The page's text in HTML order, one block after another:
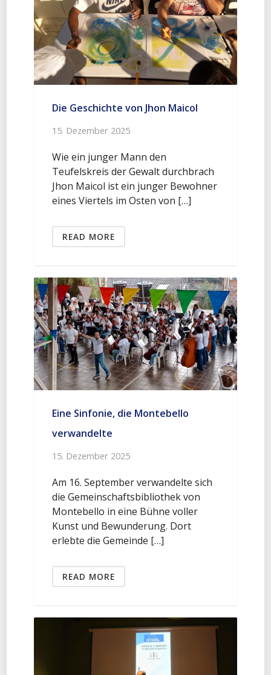
Die Geschichte von Jhon Maicol
15. Dezember 2025
Wie ein junger Mann den
Teufelskreis der Gewalt durchbrach
Jhon Maicol ist ein junger Bewohner
eines Viertels im Osten von […]
READ MORE
Eine Sinfonie, die Montebello
verwandelte
15. Dezember 2025
Am 16. September verwandelte sich
die Gemeinschaftsbibliothek von
Montebello in eine Bühne voller
Kunst und Bewunderung. Dort
erlebte die Gemeinde […]
READ MORE